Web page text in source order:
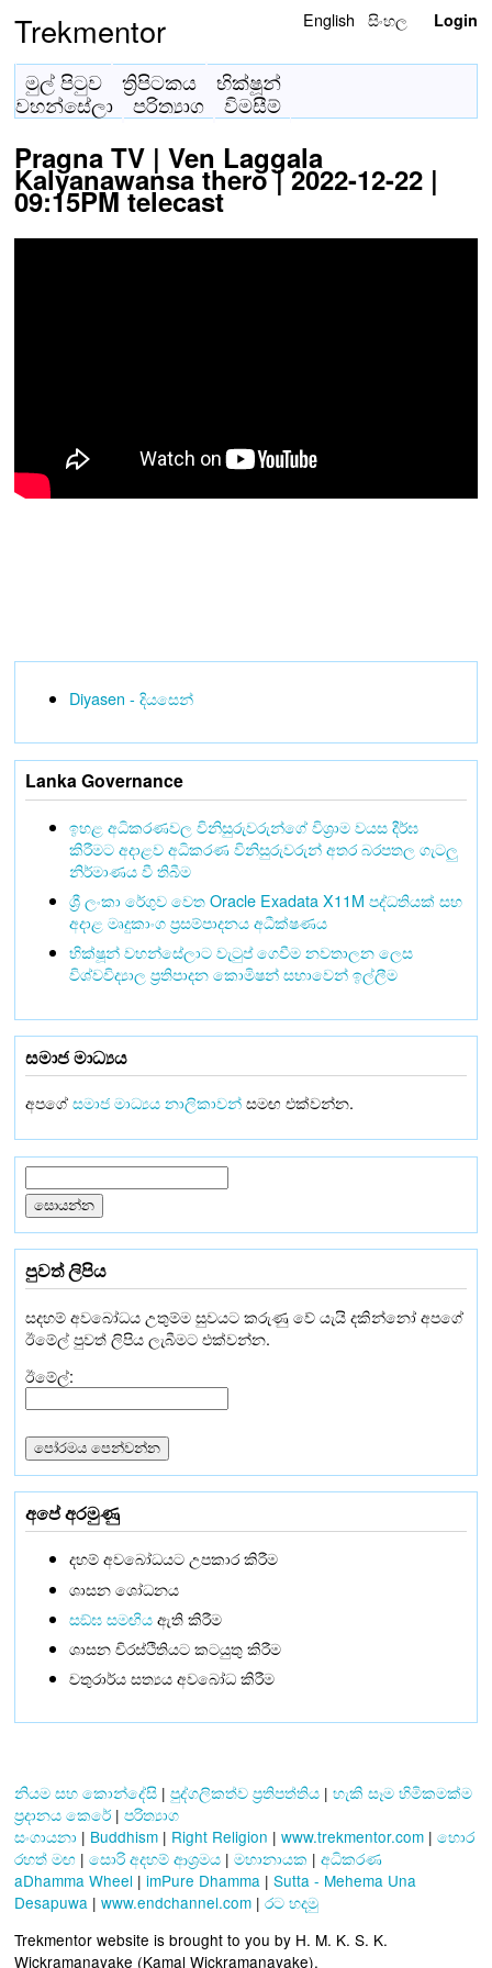
Trekmentor English සිංහල Login
මුල් පිටුව ත්‍රිපිටකය
භික්ෂූන්
වහන්සේලා
පරිත්‍යාග විමසීම්
Pragna TV | Ven Laggala
Kalyanawansa thero | 2022-12-22 |
09:15PM telecast
Diyasen - දියසෙන්
Lanka Governance
ඉහළ අධිකරණවල විනිසුරුවරුන්ගේ විශ්‍රාම වයස දීර්ඝ
කිරීමට අදාළව අධිකරණ විනිසුරුවරුන් අතර බරපතල ගැටලු
නිර්මාණය වී තිබීම
ශ්‍රී ලංකා රේගුව වෙත Oracle Exadata X11M පද්ධතියක් සහ
අදාළ මෘදුකාංග ප්‍රසම්පාදනය අධීක්ෂණය
භික්ෂූන් වහන්සේලාට වැටුප් ගෙවීම නවතාලන ලෙස
විශ්වවිද්‍යාල ප්‍රතිපාදන කොමිෂන් සභාවෙන් ඉල්ලීම
සමාජ මාධ්‍යය
අපගේසමාජ මාධ්‍යය නාලිකාවන්සමඟ එක්වන්න.
පුවත් ලිපිය
සදහම් අවබෝධය උතුම්ම සුවයට කරුණු වේ යැයි දකින්නෝ අපගේ
ඊමේල් පුවත් ලිපිය ලැබීමට එක්වන්න.
ඊමේල්:
අපේ අරමුණු
දහම් අවබෝධයට උපකාර කිරීම
ශාසන ශෝධනය
සඞ්‌ඝ සමඟියඇති කිරීම
ශාසන චිරස්ථිතියට කටයුතු කිරීම
චතුරාර්ය සත්‍යය අවබෝධ කිරීම
නියම සහ කොන්දේසි | පුද්ගලිකත්ව ප්‍රතිපත්තිය | හැකි සෑම හිමිකමක්ම
ප්‍රදානය කෙරේ | පරිත්‍යාග
සංගායනා | Buddhism | Right Religion | www.trekmentor.com | හොර
රහත් මඟ | සොරි අදහම් ආශ්‍රමය | මහානායක | අධිකරණ
aDhamma Wheel | imPure Dhamma | Sutta - Mehema Una
Desapuwa | www.endchannel.com | රට හදමු
Trekmentor website is brought to you by H. M. K. S. K.
Wickramanayake (Kamal Wickramanayake).